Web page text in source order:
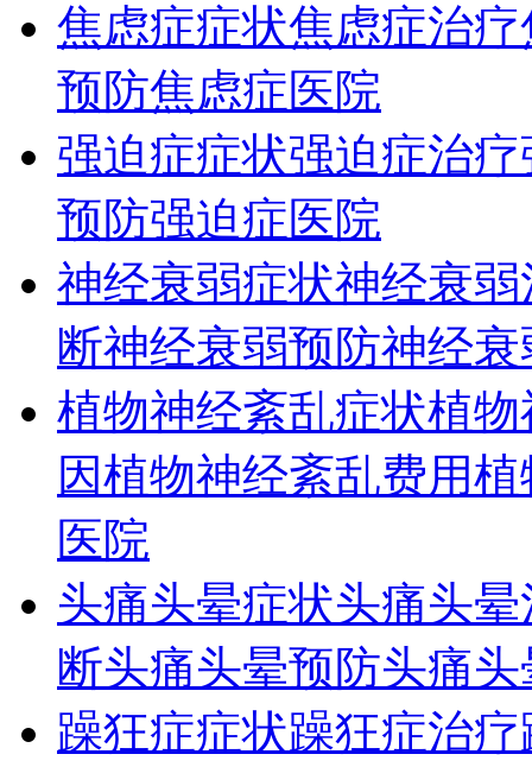
焦虑症症状焦虑症治疗
预防焦虑症医院
强迫症症状强迫症治疗
预防强迫症医院
神经衰弱症状神经衰弱
断神经衰弱预防神经
植物神经紊乱症状植物
因植物神经紊乱费用植
医院
头痛头晕症状头痛头
断头痛头晕预防头痛
躁狂症症状躁狂症治疗